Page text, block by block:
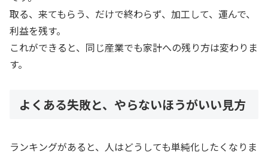
取る、来てもらう、だけで終わらず、加工して、運んで、
利益を残す。
これができると、同じ産業でも家計への残り方は変わりま
す。
よくある失敗と、やらないほうがいい見方
ランキングがあると、人はどうしても単純化したくなりま